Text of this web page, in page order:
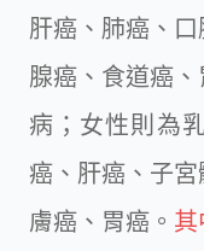
肝癌、肺癌、
腺癌、食道癌
病；女性則為
癌、肝癌、子
膚癌、胃癌。